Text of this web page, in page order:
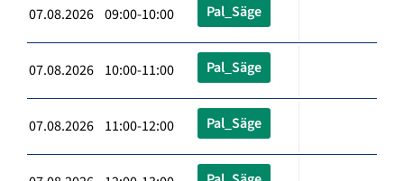
07.08.2026 09:00-10:00 Pal_Säge
07.08.2026 10:00-11:00 Pal_Säge
07.08.2026 11:00-12:00 Pal_Säge